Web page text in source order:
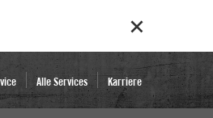
Alle Services Karriere